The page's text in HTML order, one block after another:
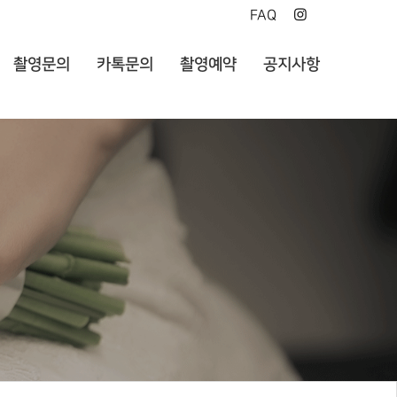
FAQ
촬영문의 카톡문의 촬영예약 공지사항